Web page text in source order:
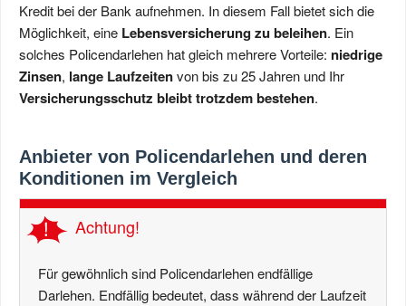
Kredit bei der Bank aufnehmen. In diesem Fall bietet sich die
Möglichkeit, eine Lebensversicherung zu beleihen. Ein
solches Policendarlehen hat gleich mehrere Vorteile: niedrige
Zinsen, lange Laufzeitenvon bis zu 25 Jahren und Ihr
Versicherungsschutz bleibt trotzdem bestehen.
Anbieter von Policendarlehen und deren
Konditionen im Vergleich
Achtung!
Für gewöhnlich sind Policendarlehen endfällige
Darlehen. Endfällig bedeutet, dass während der Laufzeit